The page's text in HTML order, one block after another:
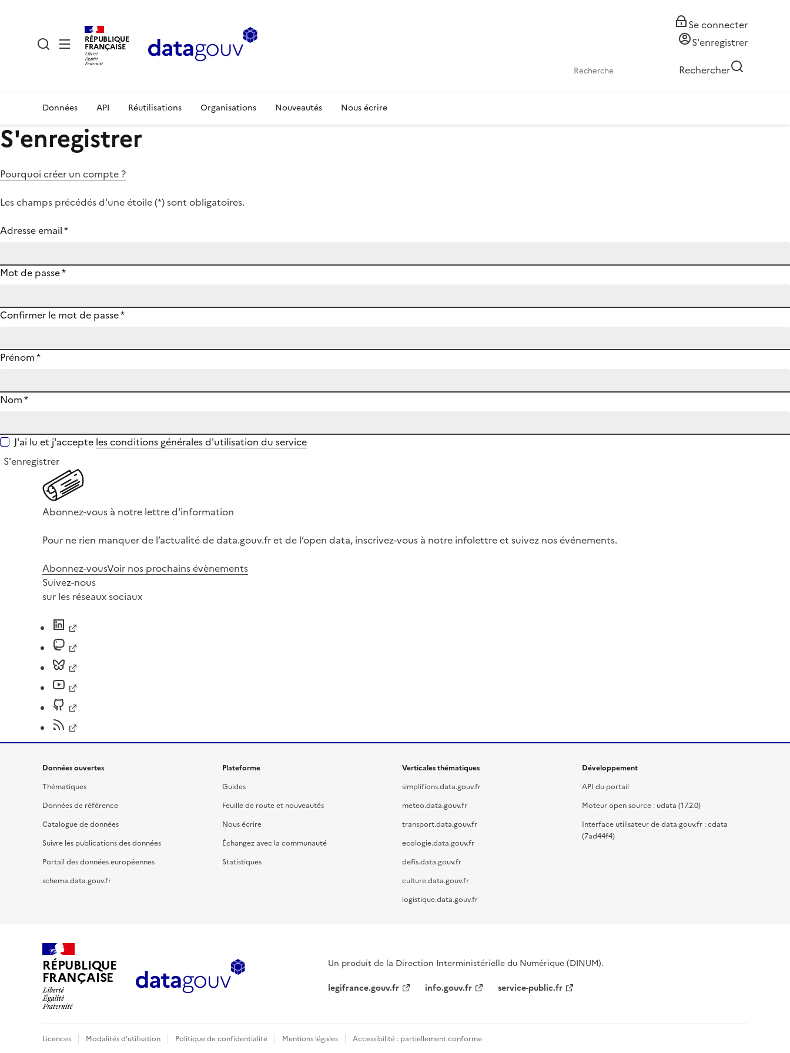
RÉPUBLIQUE
FRANÇAISE
Se connecter
S'enregistrer
Rechercher
Données API Réutilisations Organisations Nouveautés Nous écrire
S'enregistrer
Pourquoi créer un compte ?
Les champs précédés d'une étoile (*) sont obligatoires.
Adresse email*
Mot de passe*
Confirmer le mot de passe*
Prénom*
Nom*
J'ai lu et j'accepte les conditions générales d'utilisation du service
S'enregistrer
Abonnez-vous à notre lettre d'information
Pour ne rien manquer de l’actualité de data.gouv.fr et de l’open data, inscrivez-vous à notre infolettre et suivez nos événements.
Abonnez-vousVoir nos prochains évènements
Suivez-nous
sur les réseaux sociaux
Données ouvertes
Thématiques
Données de référence
Catalogue de données
Suivre les publications des données
Portail des données européennes
schema.data.gouv.fr
Plateforme
Guides
Feuille de route et nouveautés
Nous écrire
Échangez avec la communauté
Statistiques
Verticales thématiques
simplifions.data.gouv.fr
meteo.data.gouv.fr
transport.data.gouv.fr
ecologie.data.gouv.fr
defis.data.gouv.fr
culture.data.gouv.fr
logistique.data.gouv.fr
Développement
API du portail
Moteur open source : udata (17.2.0)
Interface utilisateur de data.gouv.fr : cdata
(7ad44f4)
RÉPUBLIQUE
FRANÇAISE
Un produit de la Direction Interministérielle du Numérique (DINUM).
legifrance.gouv.fr
info.gouv.fr service-public.fr
Licences Modalités d'utilisation Politique de confidentialité Mentions légales Accessibilité : partiellement conforme